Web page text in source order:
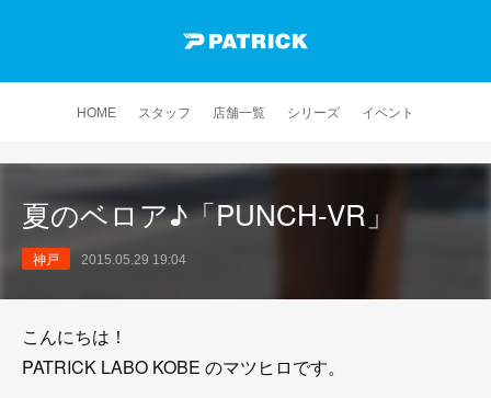
HOME スタッフ 店舗一覧 シリーズ イベント
夏のベロア♪「PUNCH-VR」
神戸 2015.05.29 19:04
こんにちは！
PATRICK LABO KOBE のマツヒロです。